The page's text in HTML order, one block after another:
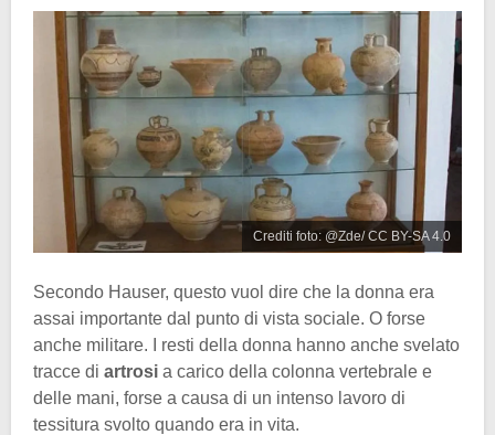
Crediti foto: @Zde/ CC BY-SA 4.0
Secondo Hauser, questo vuol dire che la donna era
assai importante dal punto di vista sociale. O forse
anche militare. I resti della donna hanno anche svelato
tracce di artrosi a carico della colonna vertebrale e
delle mani, forse a causa di un intenso lavoro di
tessitura svolto quando era in vita.